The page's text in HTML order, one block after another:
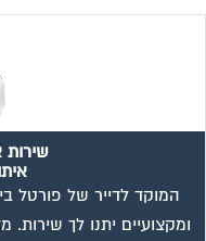
שירות
המוקד לדייר של פורטל
ומקצועיים יתנו לך